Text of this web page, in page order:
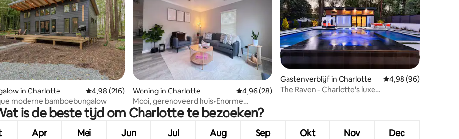
van 5 op 5, 3 recensies
in Charlotte Gemiddelde beoordeling van 4,98 op 5, 216 recensies
4,98 (216)
moderne bamboebungalow
Woning in Charlotte Gemiddelde beoordeling van 4,96 op 5, 28 recensies
4,96 (28)
Mooi, gerenoveerd huis•Enorme
achtertuin, geschikt voor 8 personen!
Gastenverblijf in Charlotte Gemiddelde
4,98 (96)
The Raven - Charlotte's luxe
is de beste tijd om Charlotte te bezoeken?
Apr Mei Jun Jul Aug Sep Okt Nov Dec